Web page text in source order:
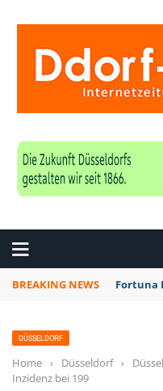
BREAKING NEWS Fortuna
DÜSSELDORF
Home › Düsseldorf ›
Inzidenz bei 199